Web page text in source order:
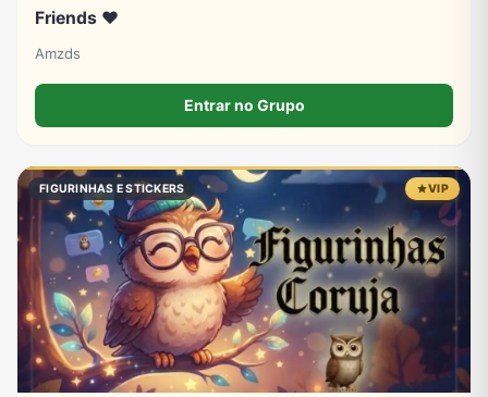
Friends ❤️
Amzds
Entrar no Grupo
FIGURINHAS E STICKERS VIP